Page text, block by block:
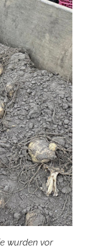
wurden vor